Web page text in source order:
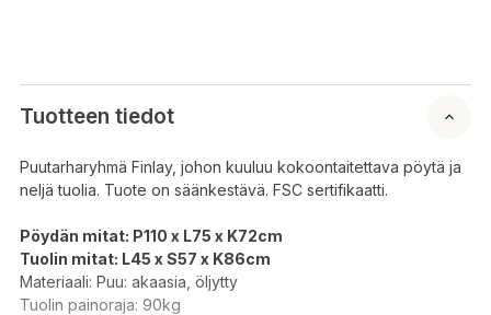
Tuotteen tiedot
Puutarharyhmä Finlay, johon kuuluu kokoontaitettava pöytä ja
neljä tuolia. Tuote on säänkestävä. FSC sertifikaatti.
Pöydän mitat: P110 x L75 x K72cm
Tuolin mitat: L45 x S57 x K86cm
Materiaali: Puu: akaasia, öljytty
Tuolin painoraja: 90kg